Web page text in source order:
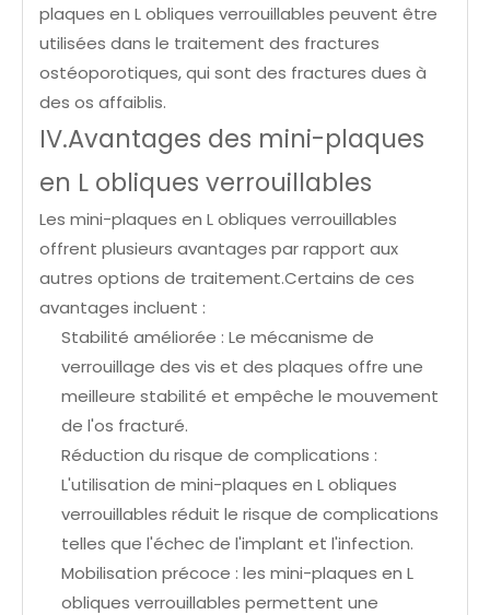
plaques en L obliques verrouillables peuvent être
utilisées dans le traitement des fractures
ostéoporotiques, qui sont des fractures dues à
des os affaiblis.
IV.Avantages des mini-plaques
en L obliques verrouillables
Les mini-plaques en L obliques verrouillables
offrent plusieurs avantages par rapport aux
autres options de traitement.Certains de ces
avantages incluent :
Stabilité améliorée : Le mécanisme de
verrouillage des vis et des plaques offre une
meilleure stabilité et empêche le mouvement
de l'os fracturé.
Réduction du risque de complications :
L'utilisation de mini-plaques en L obliques
verrouillables réduit le risque de complications
telles que l'échec de l'implant et l'infection.
Mobilisation précoce : les mini-plaques en L
obliques verrouillables permettent une